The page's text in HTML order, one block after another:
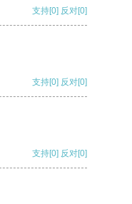
支持[0] 反对[0]
支持[0] 反对[0]
支持[0] 反对[0]